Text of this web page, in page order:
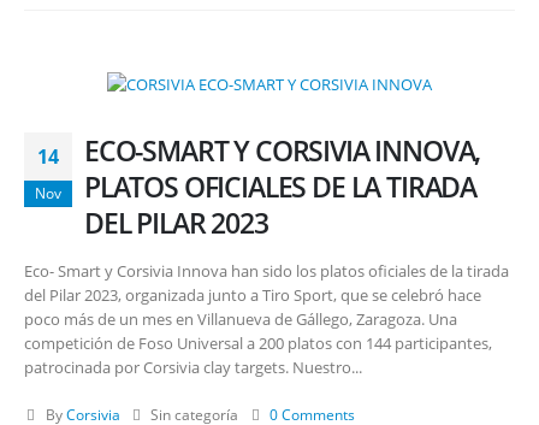
14
Nov
ECO-SMART Y CORSIVIA INNOVA,
PLATOS OFICIALES DE LA TIRADA
DEL PILAR 2023
Eco- Smart y Corsivia Innova han sido los platos oficiales de la tirada
del Pilar 2023, organizada junto a Tiro Sport, que se celebró hace
poco más de un mes en Villanueva de Gállego, Zaragoza. Una
competición de Foso Universal a 200 platos con 144 participantes,
patrocinada por Corsivia clay targets. Nuestro...
ByCorsivia Sin categoría 0 Comments